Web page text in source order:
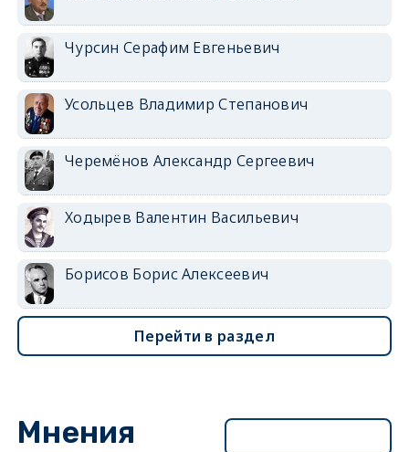
Чурсин Серафим Евгеньевич
Усольцев Владимир Степанович
Черемёнов Александр Сергеевич
Ходырев Валентин Васильевич
Борисов Борис Алексеевич
Перейти в раздел
Мнения